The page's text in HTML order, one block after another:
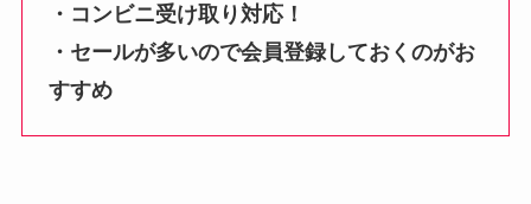
・コンビニ受け取り対応！
・セールが多いので会員登録しておくのがお
すすめ